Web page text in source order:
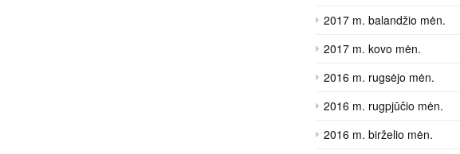
2017 m. balandžio mėn.
2017 m. kovo mėn.
2016 m. rugsėjo mėn.
2016 m. rugpjūčio mėn.
2016 m. birželio mėn.